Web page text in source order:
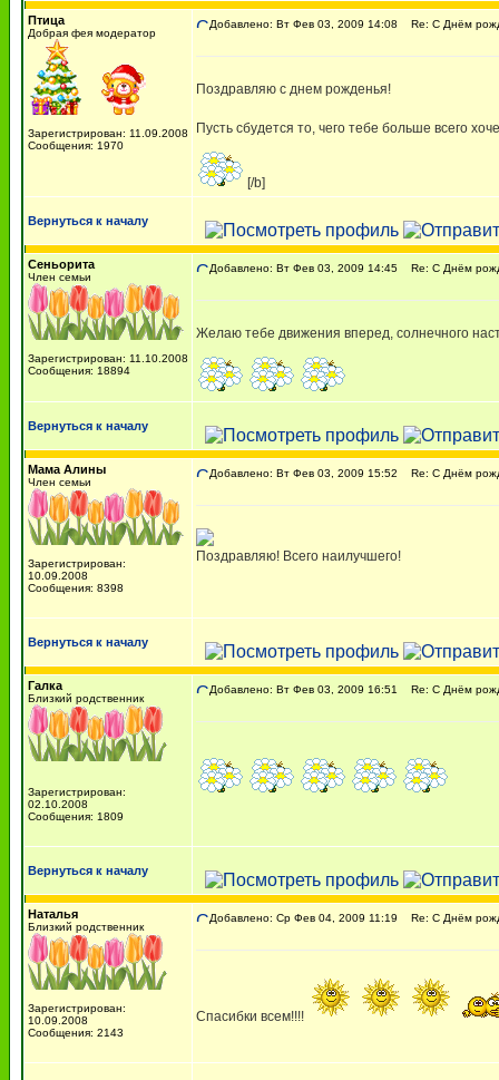
Птица
Добрая фея модератор
Зарегистрирован: 11.09.2008
Сообщения: 1970
Добавлено: Вт Фев 03, 2009 14:08 Re: C Днём
Поздравляю с днем рожденья!
Пусть сбудется то, чего тебе больше всего
[/b]
Вернуться к началу
Сеньорита
Член семьи
Зарегистрирован: 11.10.2008
Сообщения: 18894
Добавлено: Вт Фев 03, 2009 14:45 Re: C Днём
Желаю тебе движения вперед, солнечного
Вернуться к началу
Мама Алины
Член семьи
Зарегистрирован:
10.09.2008
Сообщения: 8398
Добавлено: Вт Фев 03, 2009 15:52 Re: C Днём
Поздравляю! Всего наилучшего!
Вернуться к началу
Галка
Близкий родственник
Зарегистрирован:
02.10.2008
Сообщения: 1809
Добавлено: Вт Фев 03, 2009 16:51 Re: C Днём
Вернуться к началу
Наталья
Близкий родственник
Зарегистрирован:
10.09.2008
Сообщения: 2143
Добавлено: Ср Фев 04, 2009 11:19 Re: C Днём
Спасибки всем!!!!